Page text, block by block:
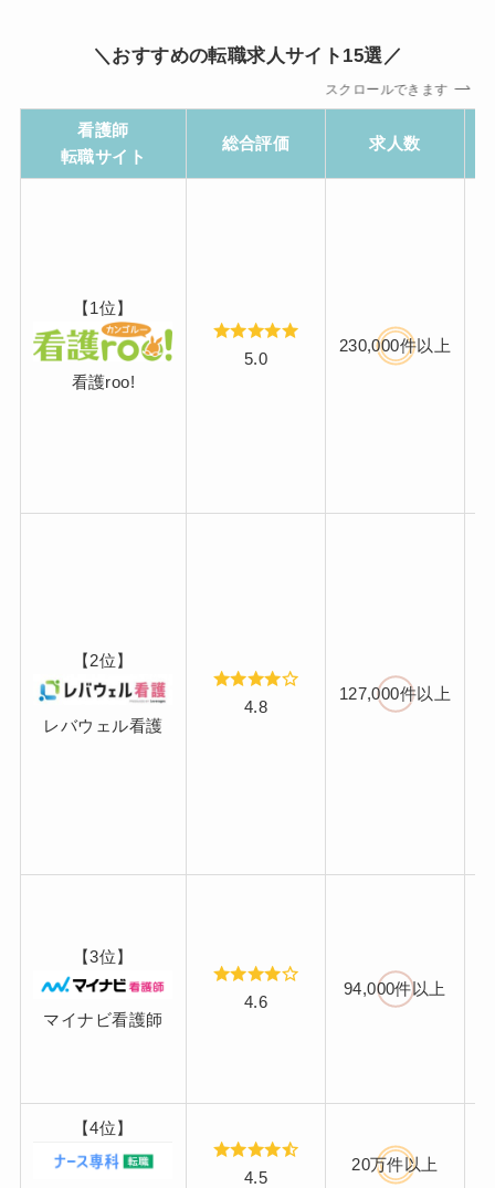
＼おすすめの転職求人サイト15選／
スクロールできます
看護師
転職サイト
総合評価 求人数
【1位】
看護roo!
5.0
230,000件以上
【2位】
レバウェル看護
4.8
127,000件以上
【3位】
マイナビ看護師
4.6
94,000件以上
【4位】
4.5
20万件以上